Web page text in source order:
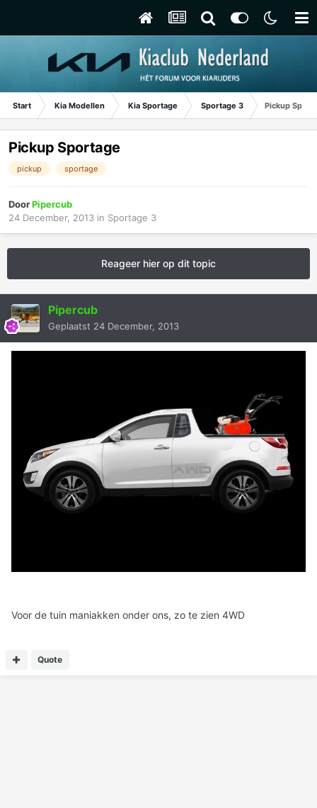
Start Kia Modellen Kia Sportage Sportage 3 Pickup
Pickup Sportage
pickup sportage
DoorPipercub
24 December, 2013 in Sportage 3
Reageer hier op dit topic
Pipercub
Geplaatst 24 December, 2013
Voor de tuin maniakken onder ons, zo te zien 4WD
Quote